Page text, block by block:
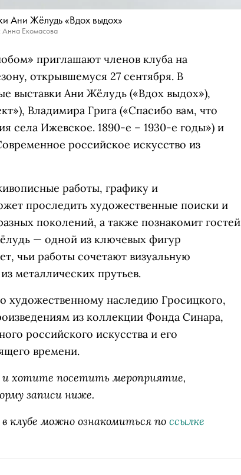
Ани Жёлудь «Вдох выдох»
Екомасова
приглашают членов клуба на
открывшемуся 27 сентября. В
выставки Ани Жёлудь («Вдох выдох»),
Владимира Грига («Спасибо вам, что
села Ижевское. 1890-е – 1930-е годы») и
российское искусство из
работы, графику и
проследить художественные поиски и
поколений, а также познакомит гостей
— одной из ключевых фигур
чьи работы сочетают визуальную
металлических прутьев.
художественному наследию Гросицкого,
из коллекции Фонда Синара,
российского искусства и его
времени.
и хотите посетить мероприятие,
записи ниже.
клубе можно ознакомиться по ссылке